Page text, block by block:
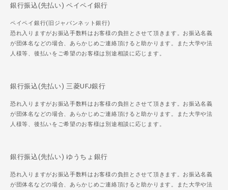
銀行振込(先払い) ペイペイ銀行
ペイペイ銀行(旧ジャパンネット銀行)
恐れ入りますがお振込手数料はお客様の負担とさせて頂きます。お振込名義
が団体名などの場合、あらかじめご連絡頂けると助かります。また大学や法
人様等、後払いをご希望のお客様は別途相談に応じます。
銀行振込(先払い) 三菱UFJ銀行
恐れ入りますがお振込手数料はお客様の負担とさせて頂きます。お振込名義
が団体名などの場合、あらかじめご連絡頂けると助かります。また大学や法
人様等、後払いをご希望のお客様は別途相談に応じます。
銀行振込(先払い) ゆうちょ銀行
恐れ入りますがお振込手数料はお客様の負担とさせて頂きます。お振込名義
が団体名などの場合、あらかじめご連絡頂けると助かります。また大学や法